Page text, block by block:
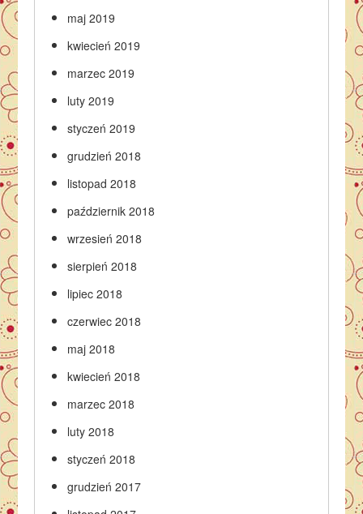
maj 2019
kwiecień 2019
marzec 2019
luty 2019
styczeń 2019
grudzień 2018
listopad 2018
październik 2018
wrzesień 2018
sierpień 2018
lipiec 2018
czerwiec 2018
maj 2018
kwiecień 2018
marzec 2018
luty 2018
styczeń 2018
grudzień 2017